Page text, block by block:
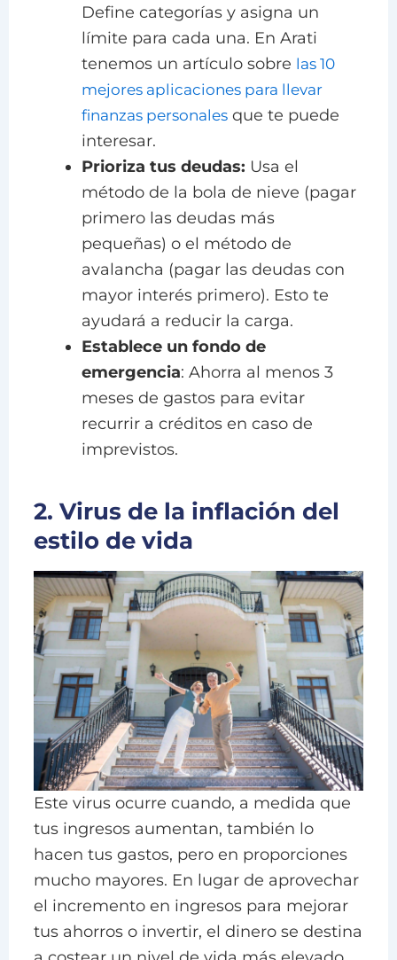
Define categorías y asigna un
límite para cada una. En Arati
tenemos un artículo sobre las 10
mejores aplicaciones para llevar
finanzas personalesque te puede
interesar.
Prioriza tus deudas: Usa el
método de la bola de nieve (pagar
primero las deudas más
pequeñas) o el método de
avalancha (pagar las deudas con
mayor interés primero). Esto te
ayudará a reducir la carga.
Establece un fondo de
emergencia: Ahorra al menos 3
meses de gastos para evitar
recurrir a créditos en caso de
imprevistos.
2. Virus de la inflación del
estilo de vida
Este virus ocurre cuando, a medida que
tus ingresos aumentan, también lo
hacen tus gastos, pero en proporciones
mucho mayores. En lugar de aprovechar
el incremento en ingresos para mejorar
tus ahorros o invertir, el dinero se destina